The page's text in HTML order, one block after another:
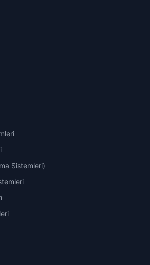
Sistemleri)